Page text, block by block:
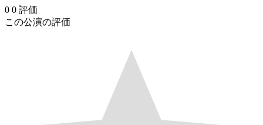
0 0 評価
この公演の評価